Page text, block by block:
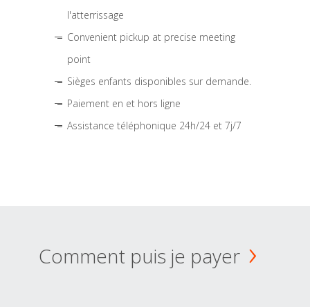
l'atterrissage
Convenient pickup at precise meeting
point
Sièges enfants disponibles sur demande.
Paiement en et hors ligne
Assistance téléphonique 24h/24 et 7j/7
Comment puis je payer